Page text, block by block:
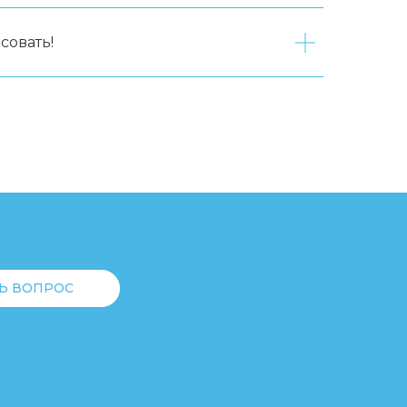
ВОПРОС